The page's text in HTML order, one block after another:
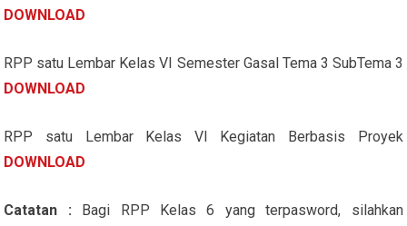
DOWNLOAD
RPP satu Lembar Kelas VI Semester Gasal Tema 3 SubTema 3
DOWNLOAD
RPP satu Lembar Kelas VI Kegiatan Berbasis Proyek
DOWNLOAD
Catatan : Bagi RPP Kelas 6 yang terpasword, silahkan